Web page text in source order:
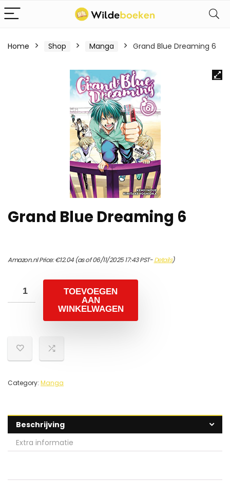
Home Shop Manga Grand Blue Dreaming 6
Grand Blue Dreaming 6
Amazon.nl Price:€12.04(as of 06/11/2025 17:43 PST-Details)
TOEVOEGEN
AAN
WINKELWAGEN
Category: Manga
Beschrijving
Extra informatie